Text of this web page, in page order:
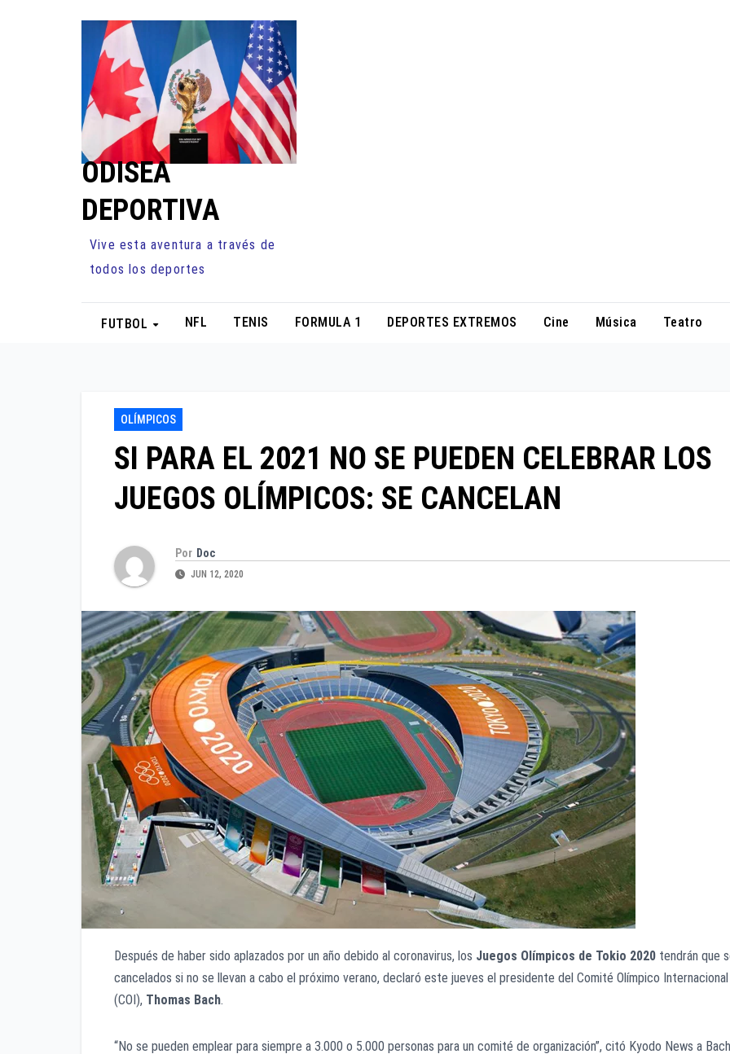
ODISEA
DEPORTIVA
Vive esta aventura a través de
todos los deportes
FUTBOL NFL TENIS FORMULA 1 DEPORTES EXTREMOS Cine Música Teatro
OLÍMPICOS
SI PARA EL 2021 NO SE PUEDEN CELEBRAR LOS
JUEGOS OLÍMPICOS: SE CANCELAN
Por Doc
JUN 12, 2020
Después de haber sido aplazados por un año debido al coronavirus, los Juegos Olímpicos de Tokio 2020 tendrán que
cancelados si no se llevan a cabo el próximo verano, declaró este jueves el presidente del Comité Olímpico Internacional
(COI), Thomas Bach.
“No se pueden emplear para siempre a 3.000 o 5.000 personas para un comité de organización”, citó Kyodo News a